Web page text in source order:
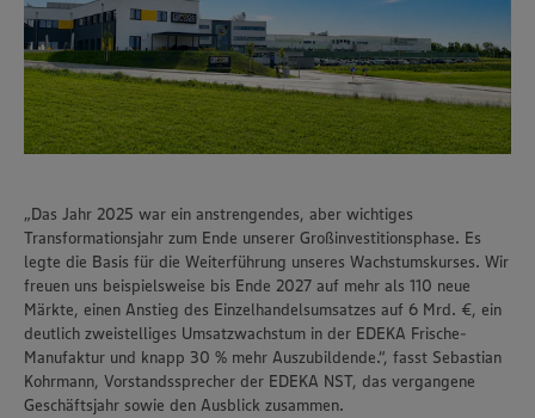
„Das Jahr 2025 war ein anstrengendes, aber wichtiges
Transformationsjahr zum Ende unserer Großinvestitionsphase. Es
legte die Basis für die Weiterführung unseres Wachstumskurses. Wir
freuen uns beispielsweise bis Ende 2027 auf mehr als 110 neue
Märkte, einen Anstieg des Einzelhandelsumsatzes auf 6 Mrd. €, ein
deutlich zweistelliges Umsatzwachstum in der EDEKA Frische-
Manufaktur und knapp 30 % mehr Auszubildende.“, fasst Sebastian
Kohrmann, Vorstandssprecher der EDEKA NST, das vergangene
Geschäftsjahr sowie den Ausblick zusammen.